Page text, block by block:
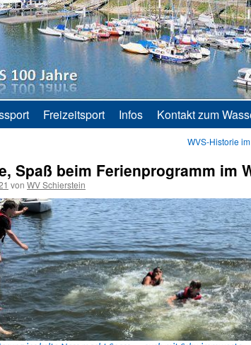
Freizeitsport Infos Kontakt zum
WVS-Historie
Spaß beim Ferienprogramm im
von WV Schierstein